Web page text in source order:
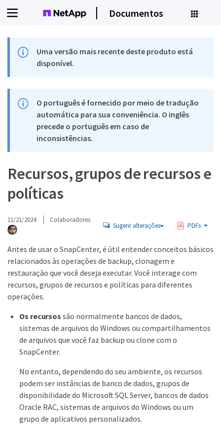
Documentos
Uma versão mais recente deste produto está
disponível.
O português é fornecido por meio de tradução
automática para sua conveniência. O inglês
precede o português em caso de
inconsistências.
Recursos, grupos de recursos e
políticas
11/21/2024 Colaboradores
Sugerir alterações PDFs
Antes de usar o SnapCenter, é útil entender conceitos básicos
relacionados às operações de backup, clonagem e
restauração que você deseja executar. Você interage com
recursos, grupos de recursos e políticas para diferentes
operações.
Os recursos são normalmente bancos de dados,
sistemas de arquivos do Windows ou compartilhamentos
de arquivos que você faz backup ou clone com o
SnapCenter.
No entanto, dependendo do seu ambiente, os recursos
podem ser instâncias de banco de dados, grupos de
disponibilidade do Microsoft SQL Server, bancos de dados
Oracle RAC, sistemas de arquivos do Windows ou um
grupo de aplicativos personalizados.